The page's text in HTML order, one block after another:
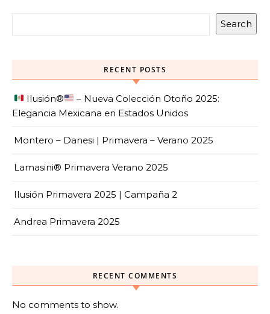
Search
RECENT POSTS
Ilusión®️
– Nueva Colección Otoño 2025:
Elegancia Mexicana en Estados Unidos
Montero – Danesi | Primavera – Verano 2025
Lamasini® Primavera Verano 2025
Ilusión Primavera 2025 | Campaña 2
Andrea Primavera 2025
RECENT COMMENTS
No comments to show.